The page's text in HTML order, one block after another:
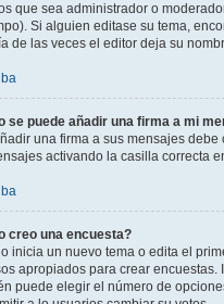
que sea administrador o
Si alguien editase su tema,
de las veces el editor deja su
se puede añadir una firma a mi
una firma a sus mensajes
activando la casilla correcta
creo una encuesta?
inicia un nuevo tema o edita el
apropiados para crear
puede elegir el número de